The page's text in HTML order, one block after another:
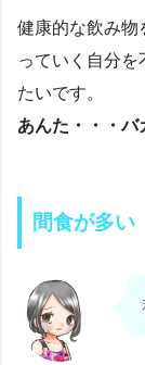
健康的な飲み物
っていく自分
たいです。
あんた・・・バ
間食が多い